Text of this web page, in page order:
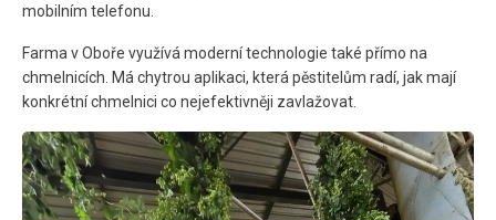
mobilním telefonu.
Farma v Oboře využívá moderní technologie také přímo na
chmelnicích. Má chytrou aplikaci, která pěstitelům radí, jak mají
konkrétní chmelnici co nejefektivněji zavlažovat.